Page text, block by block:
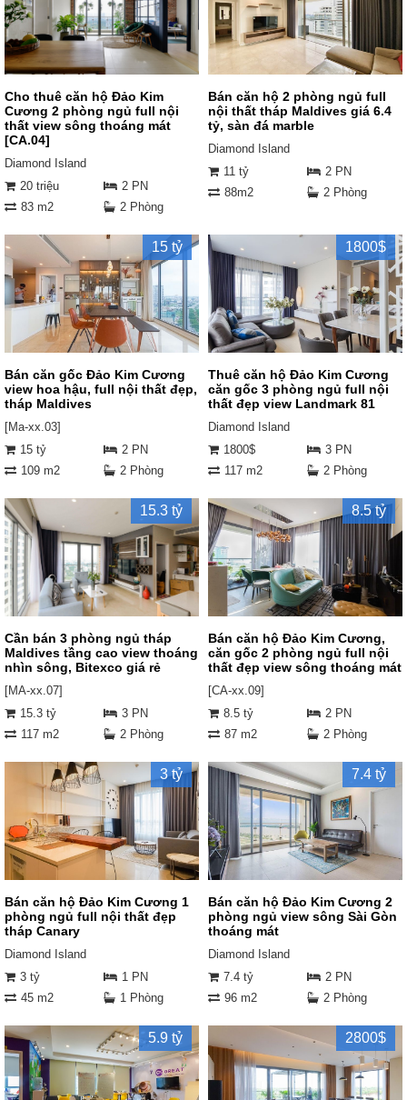
Cho thuê căn hộ Đảo Kim
Cương 2 phòng ngủ full nội
thất view sông thoáng mát
[CA.04]
Diamond Island
20 triệu
2 PN
83 m2
2 Phòng
Bán căn hộ 2 phòng ngủ full
nội thất tháp Maldives giá 6.4
tỷ, sàn đá marble
Diamond Island
11 tỷ
2 PN
88m2
2 Phòng
15 tỷ
Bán căn gốc Đảo Kim Cương
view hoa hậu, full nội thất đẹp,
tháp Maldives
[Ma-xx.03]
15 tỷ
2 PN
109 m2
2 Phòng
1800$
Thuê căn hộ Đảo Kim Cương
căn gốc 3 phòng ngủ full nội
thất đẹp view Landmark 81
Diamond Island
1800$
3 PN
117 m2
2 Phòng
15.3 tỷ
Cần bán 3 phòng ngủ tháp
Maldives tầng cao view thoáng
nhìn sông, Bitexco giá rẻ
[MA-xx.07]
15.3 tỷ
3 PN
117 m2
2 Phòng
8.5 tỷ
Bán căn hộ Đảo Kim Cương,
căn gốc 2 phòng ngủ full nội
thất đẹp view sông thoáng mát
[CA-xx.09]
8.5 tỷ
2 PN
87 m2
2 Phòng
3 tỷ
Bán căn hộ Đảo Kim Cương 1
phòng ngủ full nội thất đẹp
tháp Canary
Diamond Island
3 tỷ
1 PN
45 m2
1 Phòng
7.4 tỷ
Bán căn hộ Đảo Kim Cương 2
phòng ngủ view sông Sài Gòn
thoáng mát
Diamond Island
7.4 tỷ
2 PN
96 m2
2 Phòng
5.9 tỷ 2800$